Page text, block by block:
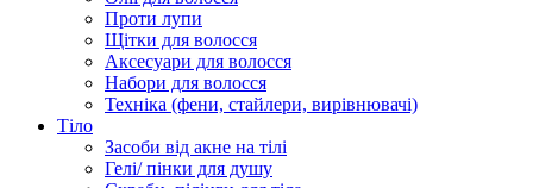
Проти лупи
Щітки для волосся
Аксесуари для волосся
Набори для волосся
Техніка (фени, стайлери, вирівнювачі)
Тіло
Засоби від акне на тілі
Гелі/ пінки для душу